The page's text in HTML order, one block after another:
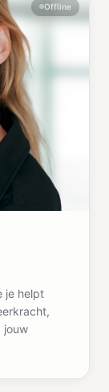
Offline
je helpt
jouw